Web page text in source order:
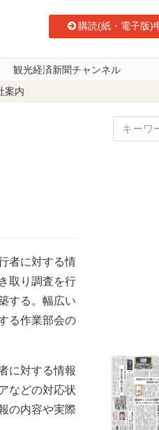
購読(紙・電子版)
観光経済新聞チャンネル
案内
者に対する情
取り調査を行
する。幅広い
る作業部会の
に対する情報
などの対応状
の内容や実際